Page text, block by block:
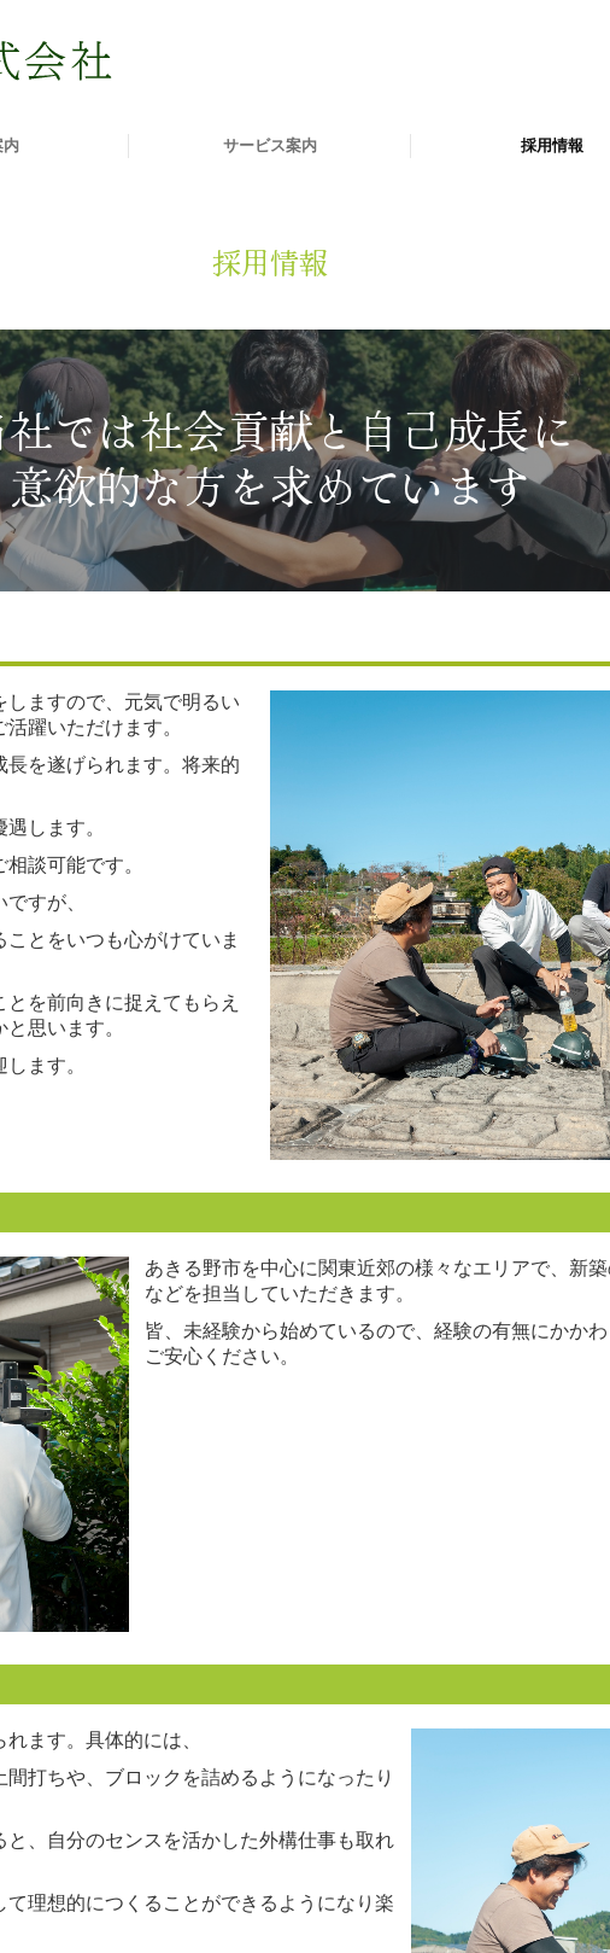
内 サービス案内 採用情報
採用情報
では社会貢献と自己成長に
意欲的な方を求めています
ますので、元気で明るい
躍いただけます。
を遂げられます。将来的
します。
談可能です。
すが、
とをいつも心がけていま
を前向きに捉えてもらえ
思います。
ます。
あきる野市を中心に関東近郊の様々なエリアで、新
などを担当していただきます。
皆、未経験から始めているので、経験の有無にかか
ご安心ください。
ます。具体的には、
打ちや、ブロックを詰めるようになったり
、自分のセンスを活かした外構仕事も取れ
理想的につくることができるようになり楽